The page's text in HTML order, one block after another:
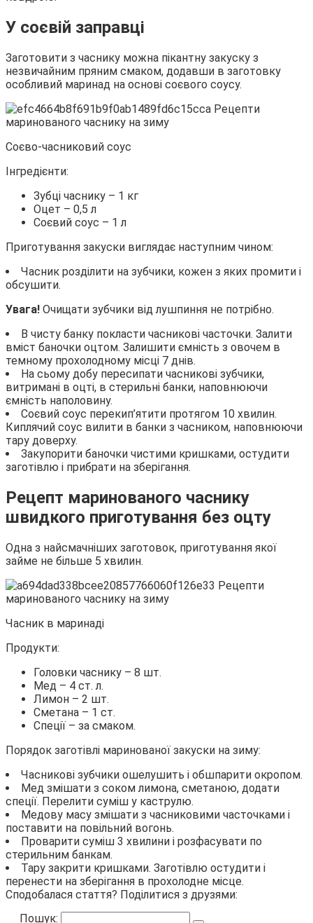
У соєвій заправці
Заготовити з часнику можна пікантну закуску з
незвичайним пряним смаком, додавши в заготовку
особливий маринад на основі соєвого соусу.
Соєво-часниковий соус
Інгредієнти:
Зубці часнику – 1 кг
Оцет – 0,5 л
Соєвий соус – 1 л
Приготування закуски виглядає наступним чином:
Часник розділити на зубчики, кожен з яких промити і
обсушити.
Увага! Очищати зубчики від лушпиння не потрібно.
В чисту банку покласти часникові часточки. Залити
вміст баночки оцтом. Залишити ємність з овочем в
темному прохолодному місці 7 днів.
На сьому добу пересипати часникові зубчики,
витримані в оцті, в стерильні банки, наповнюючи
ємність наполовину.
Соєвий соус перекип’ятити протягом 10 хвилин.
Киплячий соус вилити в банки з часником, наповнюючи
тару доверху.
Закупорити баночки чистими кришками, остудити
заготівлю і прибрати на зберігання.
Рецепт маринованого часнику
швидкого приготування без оцту
Одна з найсмачніших заготовок, приготування якої
займе не більше 5 хвилин.
Часник в маринаді
Продукти:
Головки часнику – 8 шт.
Мед – 4 ст. л.
Лимон – 2 шт.
Сметана – 1 ст.
Спеції – за смаком.
Порядок заготівлі маринованої закуски на зиму:
Часникові зубчики ошелушить і обшпарити окропом.
Мед змішати з соком лимона, сметаною, додати
спеції. Перелити суміш у каструлю.
Медову масу змішати з часниковими часточками і
поставити на повільний вогонь.
Проварити суміш 3 хвилини і розфасувати по
стерильним банкам.
Тару закрити кришками. Заготівлю остудити і
перенести на зберігання в прохолодне місце.
Сподобалася стаття? Поділитися з друзями:
Пошук: